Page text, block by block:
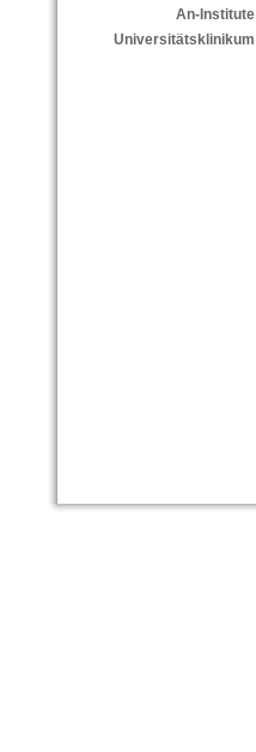
An-Institute
Universitätsklinikum